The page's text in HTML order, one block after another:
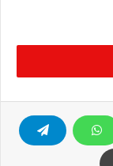
کپی آدرس